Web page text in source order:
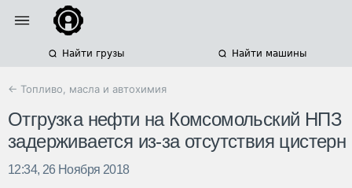
Найти грузы Найти машины
← Топливо, масла и автохимия
Отгрузка нефти на Комсомольский НПЗ
задерживается из-за отсутствия цистерн
12:34, 26 Ноября 2018